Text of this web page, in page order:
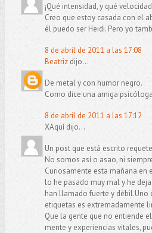
¡Qué intensidad, y qué
Creo que estoy casada con el
él puedo ser Heidi. Pero yo
8 de abril de 2011 a las 17:08
Beatrizdijo...
De metal y con humor negro.
Como dice una amiga
8 de abril de 2011 a las 17:12
XAquí dijo...
Un post que está escrito
No somos así o asao, ni
Curiosamente esta mañana en
lo he pasado muy mal y he
han llamado fuerte y débil.Uno
etiquetas es extremadamente
Que la gente que no entiende
mente y experiencias vitales,